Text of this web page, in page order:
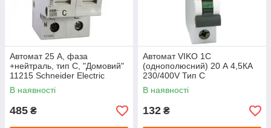
Автомат 25 А, фаза
+нейтраль, тип С, "Домовий"
11215 Schneider Electric
В наявності
485 ₴
Автомат VIKO 1С
(однополюсний) 20 А 4,5КА
230/400V Тип С
В наявності
132 ₴